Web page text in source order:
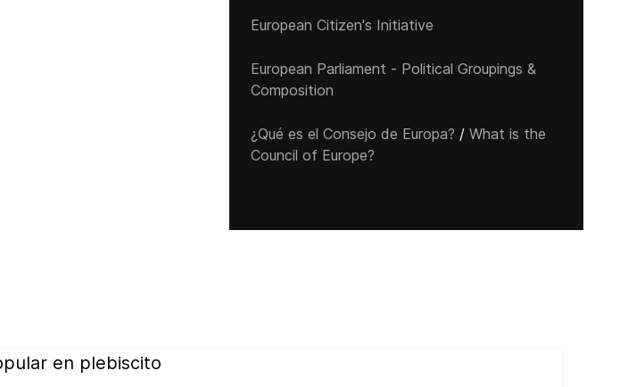
European Citizen's Initiative
European Parliament - Political Groupings &
Composition
¿Qué es el Consejo de Europa? / What is the
Council of Europe?
en plebiscito